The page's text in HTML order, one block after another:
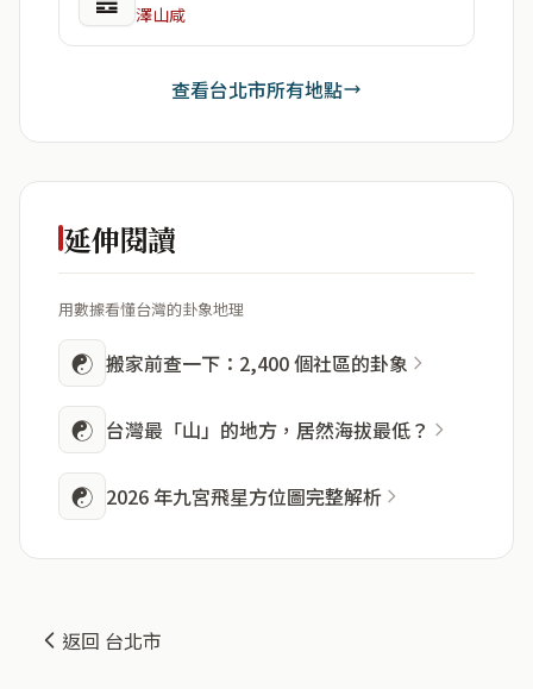
澤山咸
查看台北市所有地點
延伸閱讀
用數據看懂台灣的卦象地理
☯ 搬家前查一下：2,400 個社區的卦象
☯ 台灣最「山」的地方，居然海拔最低？
☯ 2026 年九宮飛星方位圖完整解析
返回 台北市